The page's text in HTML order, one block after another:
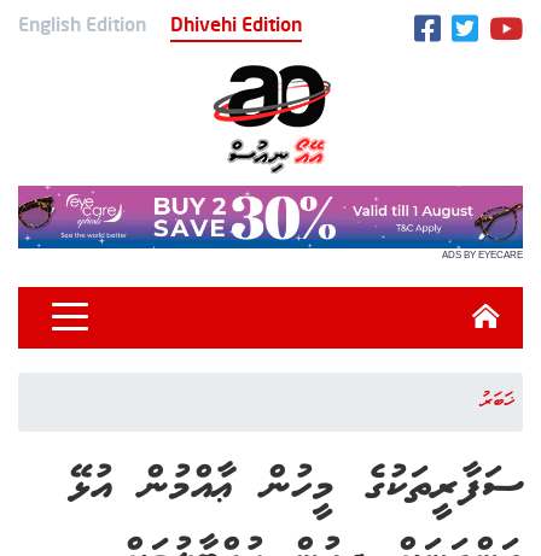
English Edition Dhivehi Edition
ADS BY EYECARE
ޚަބަރު
ސަފާރީތަކުގެ މީހުން ޢާއްމުން އުޅޭ